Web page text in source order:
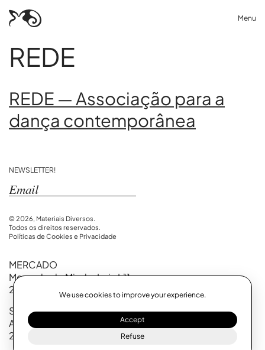
Menu
REDE
REDE — Associação para a
dança contemporânea
NEWSLETTER!
© 2026, Materiais Diversos.
Todos os direitos reservados.
Políticas de Cookies e Privacidade
MERCADO
Mercado de Minde, Loja L11
2395-128 Minde PT
SINDICATO
António Rodrigues Teixeira 19
2380-046 Alcanena PT
We use cookies to improve your experience.
Accept
Refuse